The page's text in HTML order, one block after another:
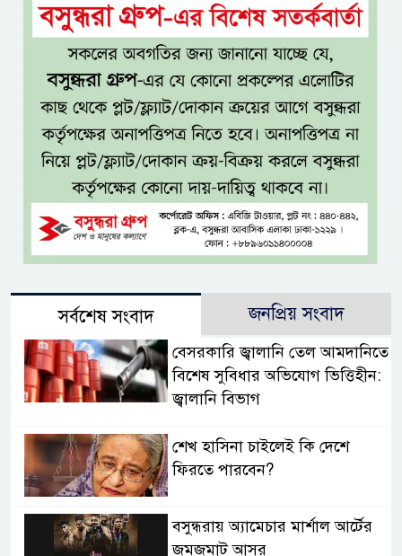
সর্বশেষ সংবাদ জনপ্রিয় সংবাদ
বেসরকারি জ্বালানি তেল আমদানিতে
বিশেষ সুবিধার অভিযোগ ভিত্তিহীন:
জ্বালানি বিভাগ
শেখ হাসিনা চাইলেই কি দেশে
ফিরতে পারবেন?
বসুন্ধরায় অ্যামেচার মার্শাল আর্টের
জমজমাট আসর